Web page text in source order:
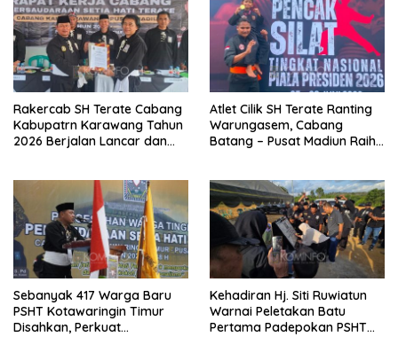
Rakercab SH Terate Cabang
Kabupatrn Karawang Tahun
2026 Berjalan Lancar dan
Atlet Cilik SH Terate Ranting
Warungasem, Cabang
Batang – Pusat Madiun Raih
Sebanyak 417 Warga Baru
PSHT Kotawaringin Timur
Disahkan, Perkuat
Kehadiran Hj. Siti Ruwiatun
Warnai Peletakan Batu
Pertama Padepokan PSHT